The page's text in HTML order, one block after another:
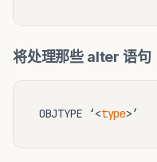
将处理那些 alter 语句
OBJTYPE ‘<type